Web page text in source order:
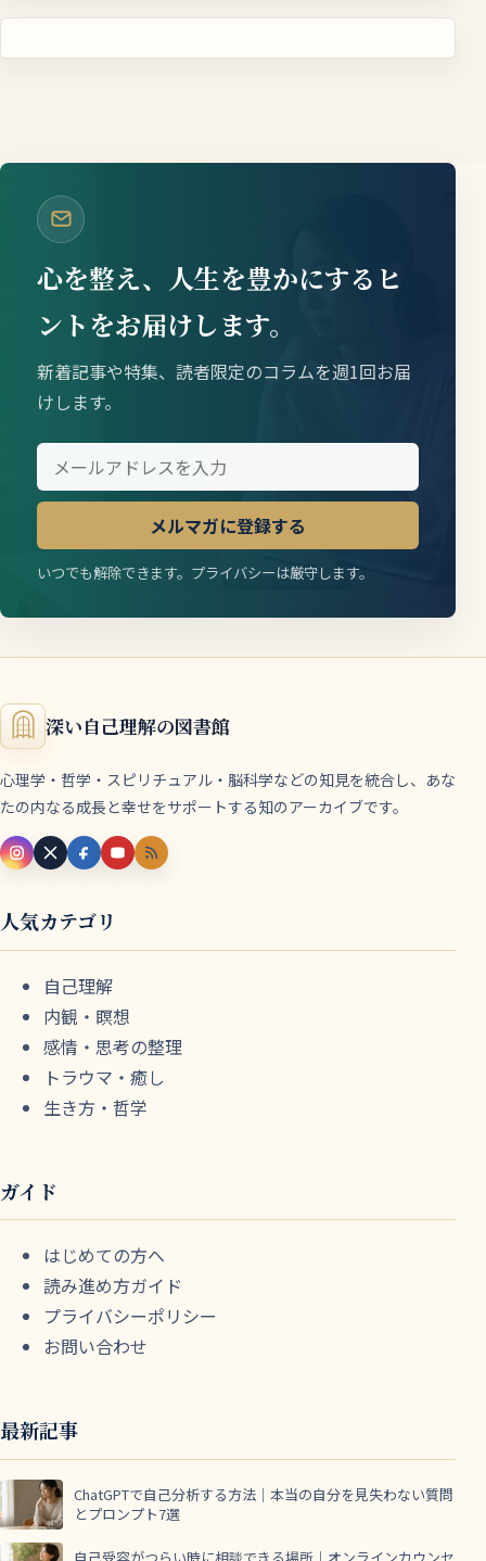
心を整え、人生を豊かにするヒ
ントをお届けします。
新着記事や特集、読者限定のコラムを週1回お届
けします。
メルマガに登録する
いつでも解除できます。プライバシーは厳守します。
深い自己理解の図書館
心理学・哲学・スピリチュアル・脳科学などの知見を統合し、あな
たの内なる成長と幸せをサポートする知のアーカイブです。
人気カテゴリ
自己理解
内観・瞑想
感情・思考の整理
トラウマ・癒し
生き方・哲学
ガイド
はじめての方へ
読み進め方ガイド
プライバシーポリシー
お問い合わせ
最新記事
ChatGPTで自己分析する方法｜本当の自分を見失わない質問
とプロンプト7選
自己受容がつらい時に相談できる場所｜オンラインカウンセ